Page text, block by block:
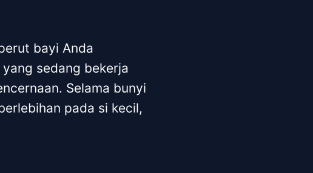
bayi Anda
sedang bekerja
Selama bunyi
pada si kecil,